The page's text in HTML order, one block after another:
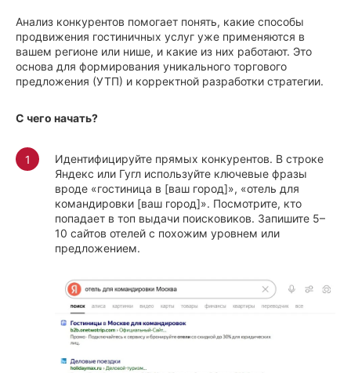
Анализ конкурентов помогает понять, какие способы
продвижения гостиничных услуг уже применяются в
вашем регионе или нише, и какие из них работают. Это
основа для формирования уникального торгового
предложения (УТП) и корректной разработки стратегии.
С чего начать?
Идентифицируйте прямых конкурентов. В строке
Яндекс или Гугл используйте ключевые фразы
вроде «гостиница в [ваш город]», «отель для
командировки [ваш город]». Посмотрите, кто
попадает в топ выдачи поисковиков. Запишите 5–
10 сайтов отелей с похожим уровнем или
предложением.